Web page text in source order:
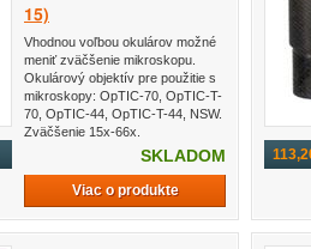
15)
Vhodnou voľbou okulárov možné
meniť zväčšenie mikroskopu.
Okulárový objektív pre použitie s
mikroskopy: OpTIC-70, OpTIC-T-
70, OpTIC-44, OpTIC-T-44, NSW.
Zväčšenie 15x-66x.
SKLADOM
Viac o produkte